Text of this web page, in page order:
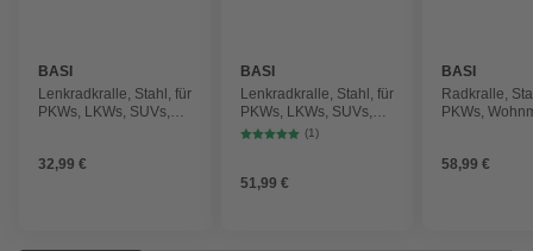
BASI
Lenkradkralle, Stahl, für
PKWs, LKWs, SUVs,
32,99 €
BASI
Lenkradkralle, Stahl, für
PKWs, LKWs, SUVs,
Wohnmobile
(1)
51,99 €
BASI
Radkralle,
PKWs,
58,99 €